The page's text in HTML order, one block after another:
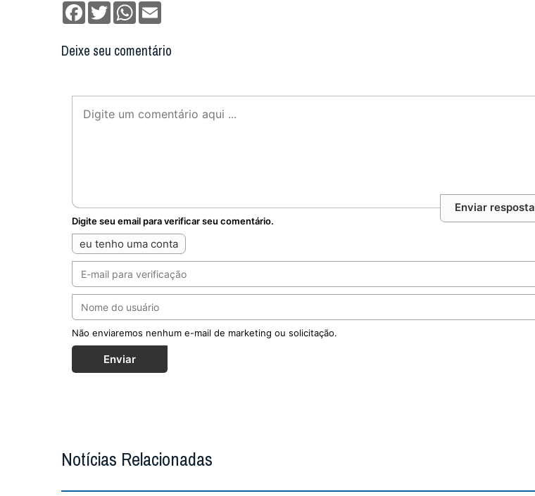
Facebook
TwitterWhatsApp
Deixe seu comentário
Enviar resposta
Digite seu email para verificar seu comentário.
eu tenho uma conta
Não enviaremos nenhum e-mail de marketing ou solicitação.
Enviar
Notícias Relacionadas